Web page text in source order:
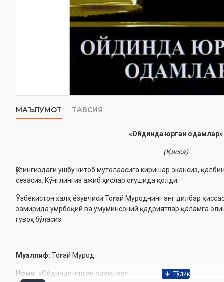
МАЪЛУМОТ ТАВСИЯ
«Ойдинда юрган одамлар»
(Қисса)
Қўлингиздаги ушбу китоб мутолаасига киришар экансиз,
сезасиз. Кўнглингиз ажиб ҳислар оғушида қолди.
Ўзбекистон халқ ёзувчиси Тоғай Муроднинг энг дилбар
замирида умрбоқий ва умуминсоний қадриятлар қаламга
гувоҳ бўласиз.
Муаллиф: Тоғай Мурод
Номи: «Ойдинда юрган одамлар»